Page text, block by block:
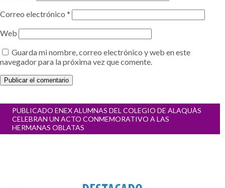
Correo electrónico *
Web
Guarda mi nombre, correo electrónico y web en este
navegador para la próxima vez que comente.
Navegación
entradas
PUBLICADO ENEX ALUMNAS DEL COLEGIO DE ALAQUÀS
CELEBRAN UN ACTO CONMEMORATIVO A LAS
HERMANAS OBLATAS